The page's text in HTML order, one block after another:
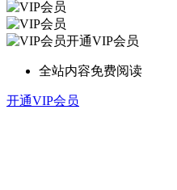
开通VIP会员
全站内容免费阅读
开通VIP会员